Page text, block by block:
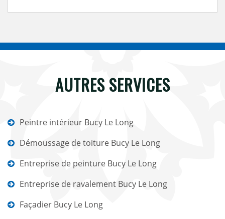
AUTRES SERVICES
Peintre intérieur Bucy Le Long
Démoussage de toiture Bucy Le Long
Entreprise de peinture Bucy Le Long
Entreprise de ravalement Bucy Le Long
Façadier Bucy Le Long